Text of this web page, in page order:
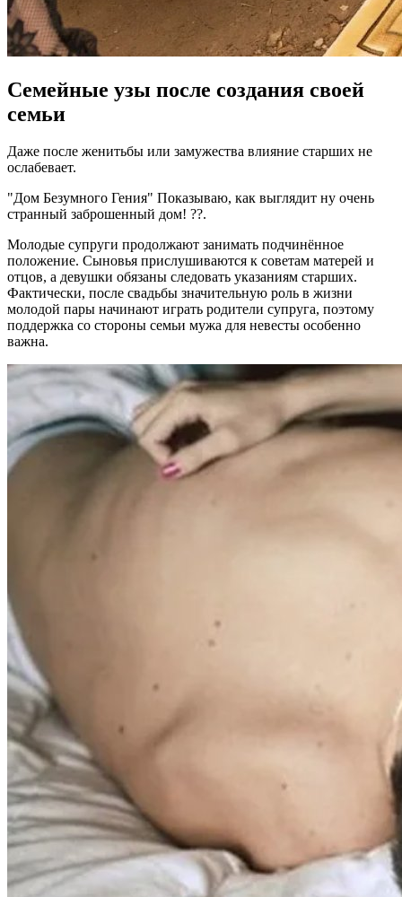
Семейные узы после создания своей
семьи
Даже после женитьбы или замужества влияние старших не
ослабевает.
"Дом Безумного Гения" Показываю, как выглядит ну очень
странный заброшенный дом! ??.
Молодые супруги продолжают занимать подчинённое
положение. Сыновья прислушиваются к советам матерей и
отцов, а девушки обязаны следовать указаниям старших.
Фактически, после свадьбы значительную роль в жизни
молодой пары начинают играть родители супруга, поэтому
поддержка со стороны семьи мужа для невесты особенно
важна.